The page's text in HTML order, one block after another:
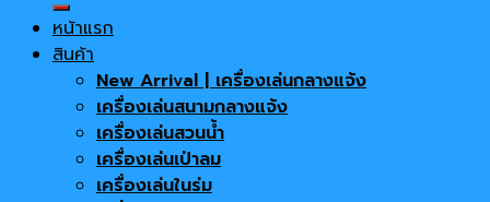
หน้าแรก
สินค้า
New Arrival | เครื่องเล่นกลางแจ้ง
เครื่องเล่นสนามกลางแจ้ง
เครื่องเล่นสวนน้ำ
เครื่องเล่นเป่าลม
เครื่องเล่นในร่ม